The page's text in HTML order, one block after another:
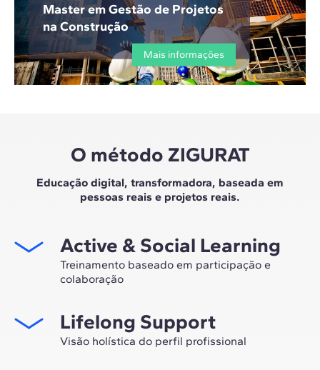
Master em Gestão de Projetos
na Construção
Mais informações
O método ZIGURAT
Educação digital, transformadora, baseada em
pessoas reais e projetos reais.
Active & Social Learning
Treinamento baseado em participação e
colaboração
própria rede profissional, mas também ter a
oportunidade única de participar de grupos de
trabalho selecionados, assessorados pela experiência
Lifelong Support
Visão holística do perfil profissional